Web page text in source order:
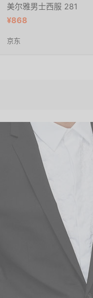
美尔雅男士西服 281
¥868
京东